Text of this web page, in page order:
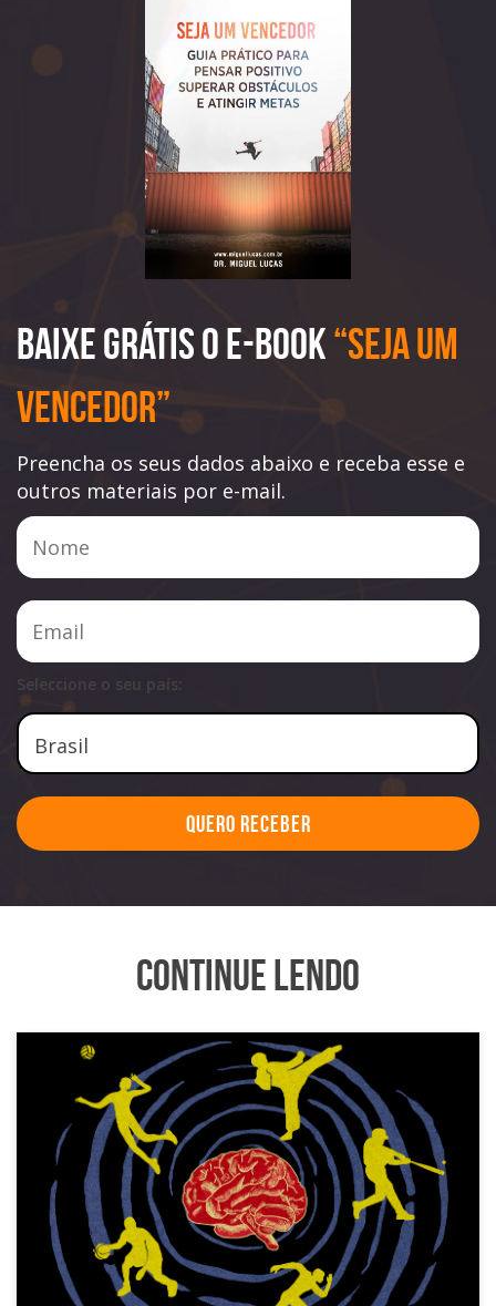
Baixe Grátis o e-book“Seja Um
Vencedor”
Preencha os seus dados abaixo e receba esse e
outros materiais por e-mail.
Seleccione o seu país:
Quero Receber
Continue Lendo